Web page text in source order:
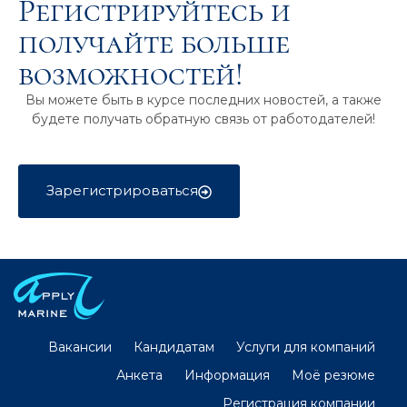
Регистрируйтесь и
получайте больше
возможностей!
Вы можете быть в курсе последних новостей, а также
будете получать обратную связь от работодателей!
Зарегистрироваться
Вакансии Кандидатам
Услуги для компаний
Анкета
Информация
Моё резюме
Регистрация компании